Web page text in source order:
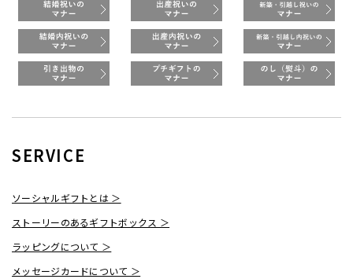
SERVICE
ソーシャルギフトとは ＞
ストーリーのあるギフトボックス ＞
ラッピングについて ＞
メッセージカードについて ＞